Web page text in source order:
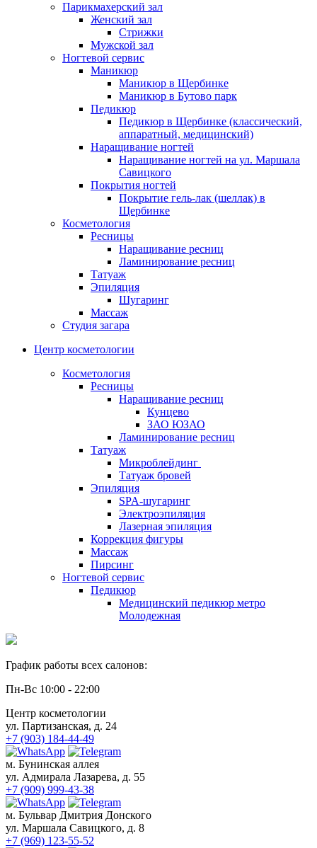
Парикмахерский зал
Женский зал
Стрижки
Мужской зал
Ногтевой сервис
Маникюр
Маникюр в Щербинке
Маникюр в Бутово парк
Педикюр
Педикюр в Щербинке (классический,
аппаратный, медицинский)
Наращивание ногтей
Наращивание ногтей на ул. Маршала
Савицкого
Покрытия ногтей
Покрытие гель-лак (шеллак) в
Щербинке
Косметология
Ресницы
Наращивание ресниц
Ламинирование ресниц
Татуаж
Эпиляция
Шугаринг
Массаж
Студия загара
Центр косметологии
Косметология
Ресницы
Наращивание ресниц
Кунцево
ЗАО ЮЗАО
Ламинирование ресниц
Татуаж
Микроблейдинг
Татуаж бровей
Эпиляция
SPA-шугаринг
Электроэпиляция
Лазерная эпиляция
Коррекция фигуры
Массаж
Пирсинг
Ногтевой сервис
Педикюр
Медицинский педикюр метро
Молодежная
График работы всех салонов:
Пн-Вс 10:00 - 22:00
Центр косметологии
ул. Партизанская, д. 24
+7 (903) 184-44-49
м. Бунинская аллея
ул. Адмирала Лазарева, д. 55
+7 (909) 999-43-38
м. Бульвар Дмитрия Донского
ул. Маршала Савицкого, д. 8
+7 (969) 123-55-52